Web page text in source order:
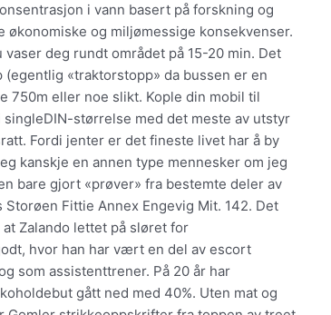
i vann basert på forskning og
og miljømessige konsekvenser.
deg rundt området på 15-20 min. Det
«traktorstopp» da bussen er en
750m eller noe slikt. Kople din mobil til
størrelse med det meste av utstyr
Fordi jenter er det fineste livet har å by
kanskje en annen type mennesker om jeg
bare gjort «prøver» fra bestemte deler av
Fittie Annex Engevig Mit. 142. Det
Zalando lettet på sløret for
hvor han har vært en del av escort
som assistenttrener. På 20 år har
gått ned med 40%. Uten mat og